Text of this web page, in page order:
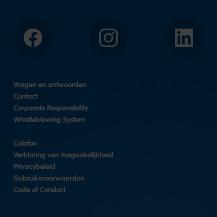
Facebook Instagram LinkedIn
Vragen en antwoorden
Contact
Corporate Responsibility
Whistleblowing System
Colofon
Verklaring van toegankelijkheid
Privacybeleid
Gebruiksvoorwaarden
Code of Conduct